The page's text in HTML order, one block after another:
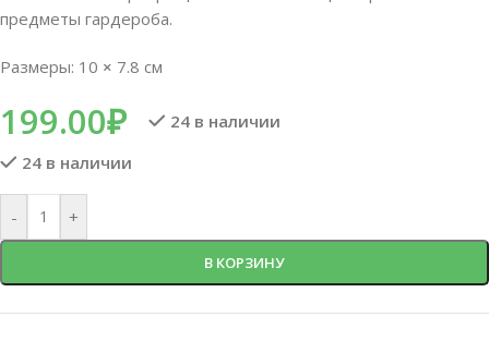
предметы гардероба.
Размеры: 10 × 7.8 см
199.00₽
24 в наличии
24 в наличии
- +
В КОРЗИНУ